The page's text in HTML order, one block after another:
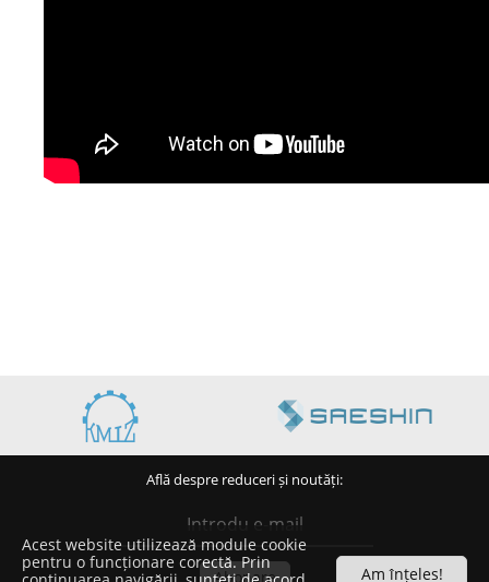
Află despre reduceri și noutăți:
Acest website utilizează module cookie
pentru o funcționare corectă. Prin
Am înțeles!